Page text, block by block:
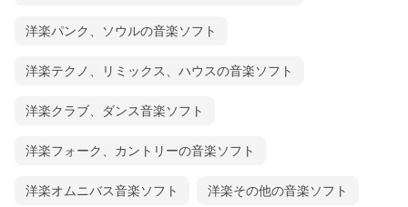
洋楽パンク、ソウルの音楽ソフト
洋楽テクノ、リミックス、ハウスの音楽ソフト
洋楽クラブ、ダンス音楽ソフト
洋楽フォーク、カントリーの音楽ソフト
洋楽オムニバス音楽ソフト 洋楽その他の音楽ソフト